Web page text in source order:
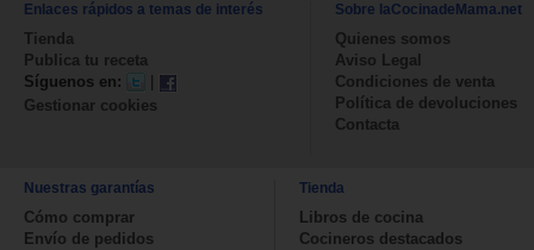
Enlaces rápidos a temas de interés
Tienda
Publica tu receta
Síguenos en:
Gestionar cookies
Sobre laCocinadeMama.net
Quienes somos
Aviso Legal
Condiciones de venta
Política de devoluciones
Contacta
Nuestras garantías
Cómo comprar
Envío de pedidos
Tienda
Libros de cocina
Cocineros destacados